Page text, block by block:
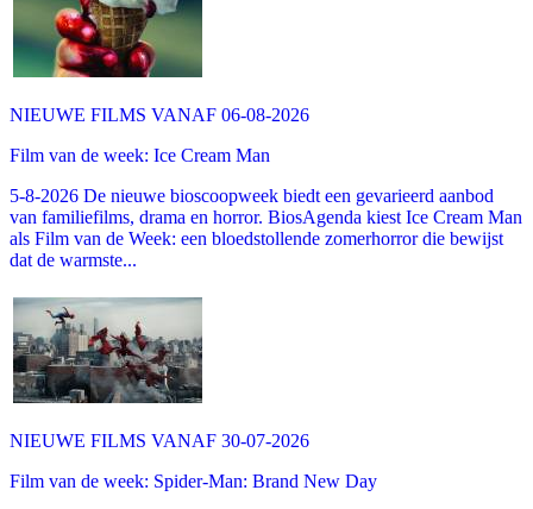
NIEUWE FILMS VANAF 06-08-2026
Film van de week: Ice Cream Man
5-8-2026 De nieuwe bioscoopweek biedt een gevarieerd aanbod
van familiefilms, drama en horror. BiosAgenda kiest Ice Cream Man
als Film van de Week: een bloedstollende zomerhorror die bewijst
dat de warmste...
NIEUWE FILMS VANAF 30-07-2026
Film van de week: Spider-Man: Brand New Day